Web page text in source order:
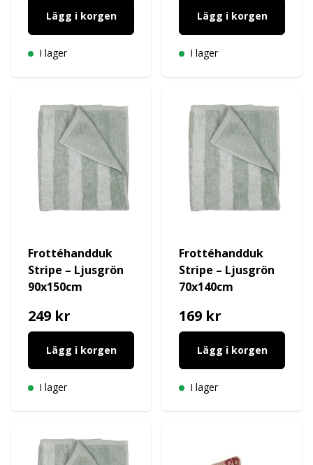
Lägg i korgen
I lager
Lägg i korgen
I lager
Frottéhandduk
Stripe – Ljusgrön
90x150cm
249 kr
Lägg i korgen
I lager
Frottéhandduk
Stripe – Ljusgrön
70x140cm
169 kr
Lägg i korgen
I lager